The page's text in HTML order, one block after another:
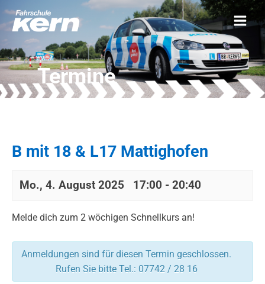
Termine
B mit 18 & L17 Mattighofen
Mo., 4. August 2025 17:00 - 20:40
Melde dich zum 2 wöchigen Schnellkurs an!
Anmeldungen sind für diesen Termin geschlossen.
Rufen Sie bitte Tel.: 07742 / 28 16